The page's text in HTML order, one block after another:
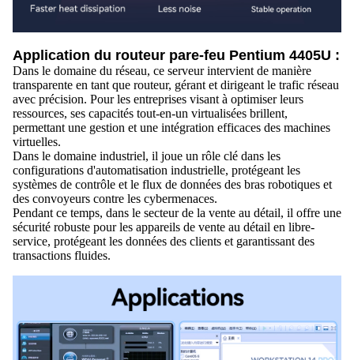
Application du routeur pare-feu Pentium 4405U :
Dans le domaine du réseau, ce serveur intervient de manière
transparente en tant que routeur, gérant et dirigeant le trafic réseau
avec précision. Pour les entreprises visant à optimiser leurs
ressources, ses capacités tout-en-un virtualisées brillent,
permettant une gestion et une intégration efficaces des machines
virtuelles.
Dans le domaine industriel, il joue un rôle clé dans les
configurations d'automatisation industrielle, protégeant les
systèmes de contrôle et le flux de données des bras robotiques et
des convoyeurs contre les cybermenaces.
Pendant ce temps, dans le secteur de la vente au détail, il offre une
sécurité robuste pour les appareils de vente au détail en libre-
service, protégeant les données des clients et garantissant des
transactions fluides.